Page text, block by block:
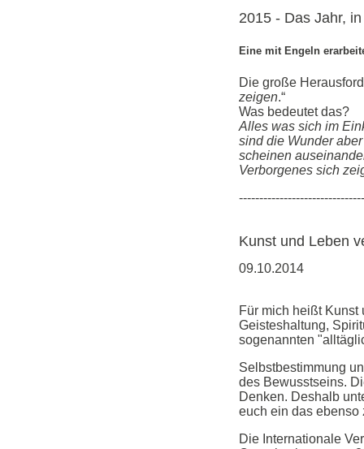
2015 - Das Jahr,
Eine mit Engeln
Die große
zeigen.“
Was bedeutet das?
Alles was sich im
sind die Wunder
scheinen
Verborgenes sich
Kunst und Leben
09.10.2014
Für mich heißt
Geisteshaltung,
sogenannten
Selbstbestimmung
des Bewusstseins.
Denken. Deshalb
euch ein das ebenso
Die Internationale